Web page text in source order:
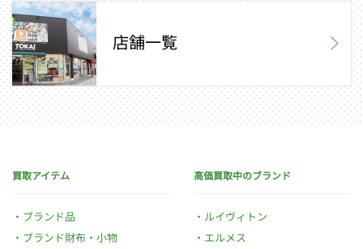
店舗一覧
買取アイテム
ブランド品
ブランド財布・小物
高価買取中のブランド
ルイヴィトン
エルメス